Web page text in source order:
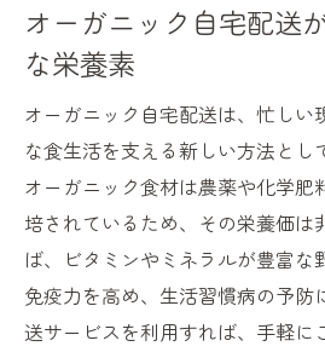
自宅で簡単に調理でき
ュー
ニック生活
オーガニック配送サー
自宅でのオーガニック
家族で楽しむオーガニッ
忙しいあなたにオーガニッ
便利な理由
オーガニック自宅配送
な栄養素
オーガニック自宅配送は、忙しい
な食生活を支える新しい方法とし
オーガニック食材は農薬や化学肥
培されているため、その栄養価は
ば、ビタミンやミネラルが豊富な
免疫力を高め、生活習慣病の予防
送サービスを利用すれば、手軽に